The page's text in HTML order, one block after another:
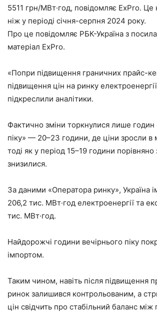
5511 грн/МВт·год, повідомляє ExPro.
ніж у періоді січня-серпня 2024 року.
Про це повідомляє РБК-Україна з
матеріал ExPro.
«Попри підвищення граничних прайс-
підвищення цін на ринку
підкреслили аналітики.
Фактично зміни торкнулися лише годин
піку» — 20–23 години, де ціни зросли в
тоді як у період 15–19 години
знизилися.
За даними «Оператора ринку», Україна
206,2 тис. МВт·год електроенергії та
тис. МВт·год.
Найдорожчі години вечірнього піку
імпортом.
Таким чином, навіть після підвищення
ринок залишився контрольованим, а
цін свідчить про стабільний баланс між